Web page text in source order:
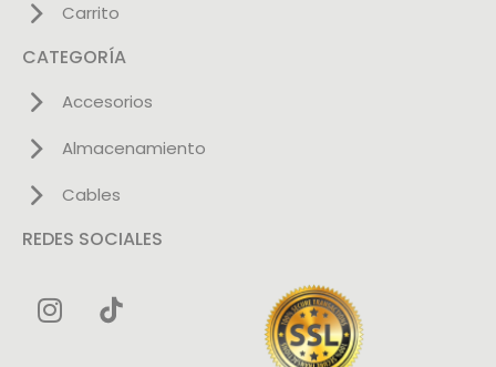
Carrito
CATEGORÍA
Accesorios
Almacenamiento
Cables
REDES SOCIALES